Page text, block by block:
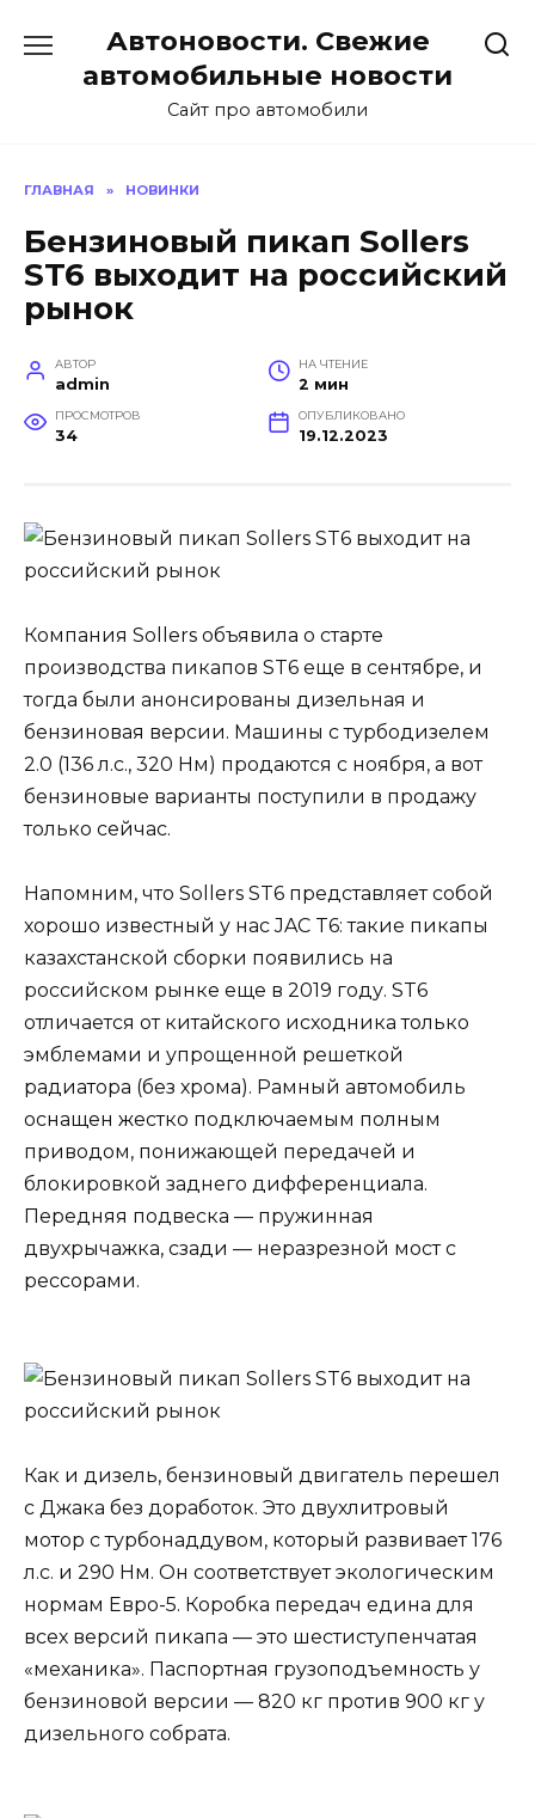
содержанию
Автоновости. Свежие
автомобильные новости
Сайт про автомобили
ГЛАВНАЯ » НОВИНКИ
Бензиновый пикап Sollers
ST6 выходит на российский
рынок
АВТОР
admin
НА ЧТЕНИЕ
2 мин
ПРОСМОТРОВ
34
ОПУБЛИКОВАНО
19.12.2023
Компания Sollers объявила о старте
производства пикапов ST6 еще в сентябре, и
тогда были анонсированы дизельная и
бензиновая версии. Машины с турбодизелем
2.0 (136 л.с., 320 Нм) продаются с ноября, а вот
бензиновые варианты поступили в продажу
только сейчас.
Напомним, что Sollers ST6 представляет собой
хорошо известный у нас JAC T6: такие пикапы
казахстанской сборки появились на
российском рынке еще в 2019 году. ST6
отличается от китайского исходника только
эмблемами и упрощенной решеткой
радиатора (без хрома). Рамный автомобиль
оснащен жестко подключаемым полным
приводом, понижающей передачей и
блокировкой заднего дифференциала.
Передняя подвеска — пружинная
двухрычажка, сзади — неразрезной мост с
рессорами.
Как и дизель, бензиновый двигатель перешел
с Джака без доработок. Это двухлитровый
мотор с турбонаддувом, который развивает 176
л.с. и 290 Нм. Он соответствует экологическим
нормам Евро-5. Коробка передач едина для
всех версий пикапа — это шестиступенчатая
«механика». Паспортная грузоподъемность у
бензиновой версии — 820 кг против 900 кг у
дизельного собрата.